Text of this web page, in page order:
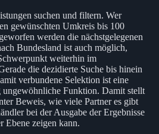
suchen und filtern. Wer
gewünschten Umkreis bis 100
werden die nächstgelegenen
Bundesland ist auch möglich,
weiterhin im
die dezidierte Suche bis hinein
verbundene Selektion ist eine
ungewöhnliche Funktion. Damit stellt
Beweis, wie viele Partner es gibt
bei der Ausgabe der Ergebnisse
Ebene zeigen kann.